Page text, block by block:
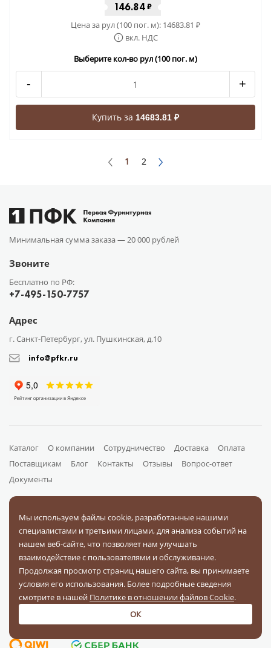
146.84 ₽
Цена за рул (100 пог. м): 14683.81 ₽
вкл. НДС
Выберите кол-во рул (100 пог. м)
- +
Купить за 14683.81 ₽
1 2
Минимальная сумма заказа —20 000 рублей
Звоните
Бесплатно по РФ:
+7-495-150-7757
Адрес
г. Санкт-Петербург, ул. Пушкинская, д.10
info@pfkr.ru
Каталог О компании Сотрудничество Доставка
Оплата
Поставщикам
Блог Контакты Отзывы
Вопрос-ответ
Документы
Оплачивайте заказы
На связи в соц. сетях
Мы используем файлы cookie, разработанные нашими
специалистами и третьими лицами, для анализа событий на
нашем веб-сайте, что позволяет нам улучшать
взаимодействие с пользователями и обслуживание.
Продолжая просмотр страниц нашего сайта, вы принимаете
условия его использования. Более подробные сведения
смотрите в нашей Политике в отношении файлов Cookie.
ОК